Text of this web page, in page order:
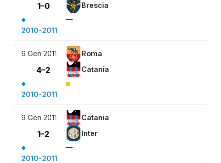
1–0 Brescia
●
—
2010-2011
6 Gen 2011 Roma
4–2 Catania
● ■
2010-2011
9 Gen 2011 Catania
1–2 Inter
●
—
2010-2011